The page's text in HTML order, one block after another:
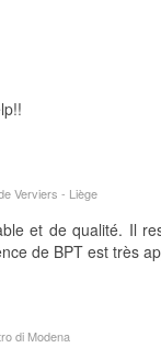
Verviers - Liège
et de qualité. Il
de BPT est très
di Modena